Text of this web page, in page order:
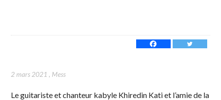
2 mars 2021 , Mess
Le guitariste et chanteur kabyle Khiredin Kati et l’amie de la